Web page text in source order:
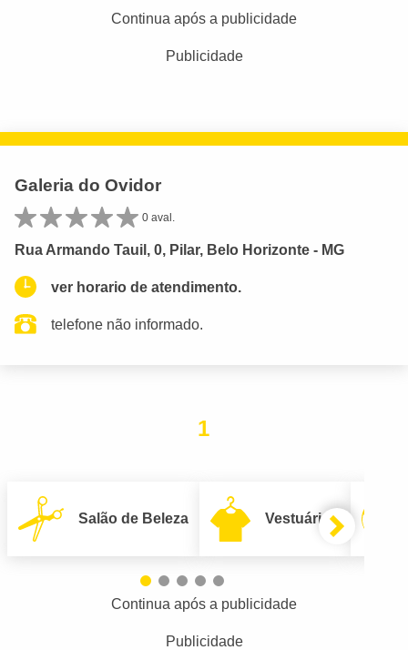
Continua após a publicidade
Publicidade
Galeria do Ovidor
0 aval.
Rua Armando Tauil, 0, Pilar, Belo Horizonte - MG
ver horario de atendimento.
telefone não informado.
1
Salão de Beleza Vestuário
Continua após a publicidade
Publicidade